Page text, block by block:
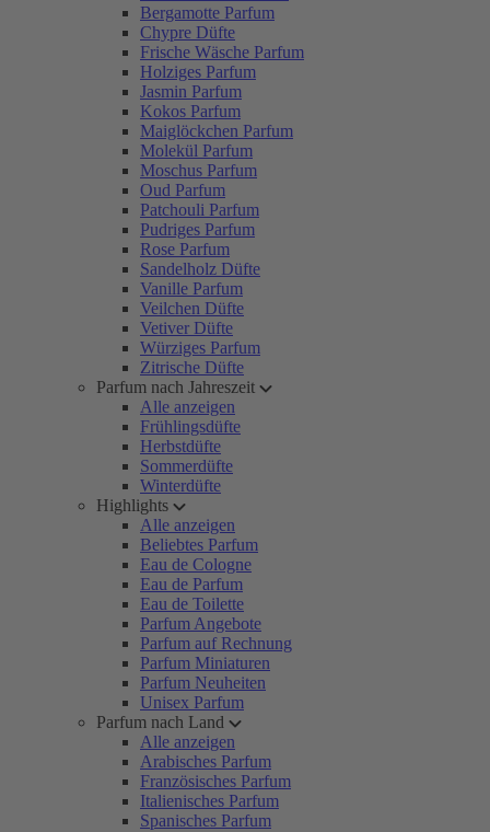
Bergamotte Parfum
Chypre Düfte
Frische Wäsche Parfum
Holziges Parfum
Jasmin Parfum
Kokos Parfum
Maiglöckchen Parfum
Molekül Parfum
Moschus Parfum
Oud Parfum
Patchouli Parfum
Pudriges Parfum
Rose Parfum
Sandelholz Düfte
Vanille Parfum
Veilchen Düfte
Vetiver Düfte
Würziges Parfum
Zitrische Düfte
Parfum nach Jahreszeit
Alle anzeigen
Frühlingsdüfte
Herbstdüfte
Sommerdüfte
Winterdüfte
Highlights
Alle anzeigen
Beliebtes Parfum
Eau de Cologne
Eau de Parfum
Eau de Toilette
Parfum Angebote
Parfum auf Rechnung
Parfum Miniaturen
Parfum Neuheiten
Unisex Parfum
Parfum nach Land
Alle anzeigen
Arabisches Parfum
Französisches Parfum
Italienisches Parfum
Spanisches Parfum